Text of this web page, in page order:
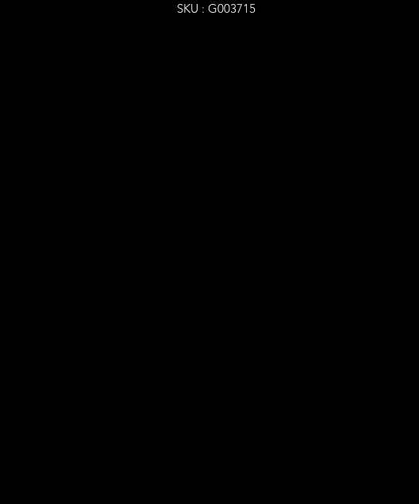
SKU : G003715